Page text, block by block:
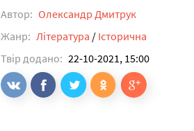
Автор: Олександр Дмитрук
Жанр: Література / Історична
Твір додано: 22-10-2021, 15:00